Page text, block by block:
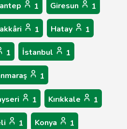
1 Giresun 1
1 Hatay 1
1 İstanbul 1
1
1 Kırıkkale 1
1 Konya 1